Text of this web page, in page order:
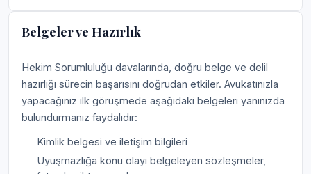
Belgeler ve Hazırlık
Hekim Sorumluluğu davalarında, doğru belge ve delil
hazırlığı sürecin başarısını doğrudan etkiler. Avukatınızla
yapacağınız ilk görüşmede aşağıdaki belgeleri yanınızda
bulundurmanız faydalıdır:
Kimlik belgesi ve iletişim bilgileri
Uyuşmazlığa konu olayı belgeleyen sözleşmeler,